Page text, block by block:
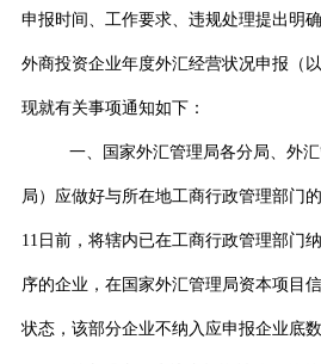
申报时间、工作要求、违规处理提出明
外商投资企业年度外汇经营状况申报（
现就有关事项通知如下：
一、国家外汇管理局各分局、外
局）应做好与所在地工商行政管理部门
11 日前，将辖内已在工商行政管理部门
序的企业，在国家外汇管理局资本项目
状态，该部分企业不纳入应申报企业底数